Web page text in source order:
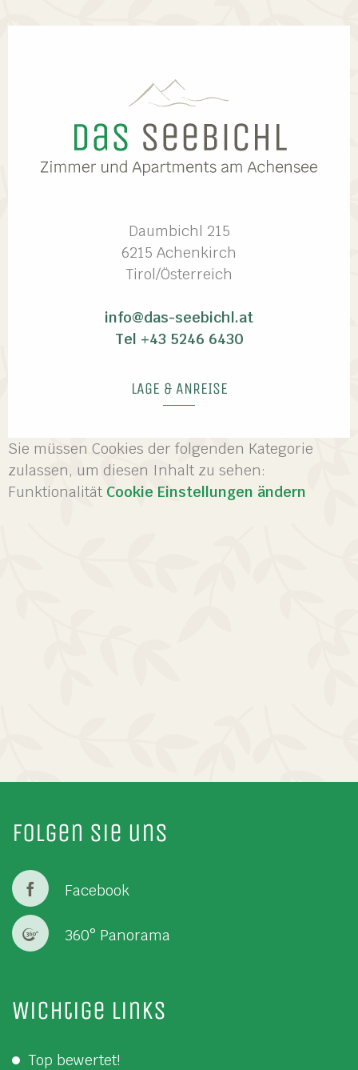
Daumbichl 215
6215 Achenkirch
Tirol/Österreich
info@das-seebichl.at
Tel +43 5246 6430
LAGE & ANREISE
Sie müssen Cookies der folgenden Kategorie
zulassen, um diesen Inhalt zu sehen:
Funktionalität Cookie Einstellungen ändern
Folgen Sie uns
Facebook
360° Panorama
Wichtige Links
Top bewertet!